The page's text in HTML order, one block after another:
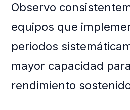
Observo
equipos que
periodos
mayor capacidad
rendimiento